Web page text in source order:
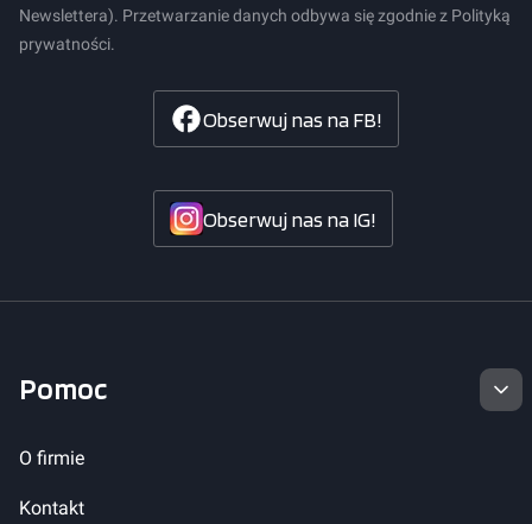
Newslettera). Przetwarzanie danych odbywa się zgodnie z Polityką
prywatności.
Obserwuj nas na FB!
Obserwuj nas na IG!
Linki w stopce
Pomoc
O firmie
Kontakt